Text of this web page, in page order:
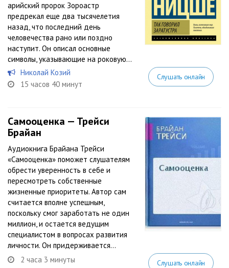
арийский пророк Зороастр
предрекал еще два тысячелетия
назад, что последний день
человечества рано или поздно
наступит. Он описал основные
символы, указывающие на роковую...
Николай Козий
15 часов 40 минут
Слушать онлайн
Самооценка — Трейси
Брайан
Аудиокнига Брайана Трейси
«Самооценка» поможет слушателям
обрести уверенность в себе и
пересмотреть собственные
жизненные приоритеты. Автор сам
считается вполне успешным,
поскольку смог заработать не один
миллион, и остается ведущим
специалистом в вопросах развития
личности. Он придерживается...
2 часа 3 минуты
Слушать онлайн